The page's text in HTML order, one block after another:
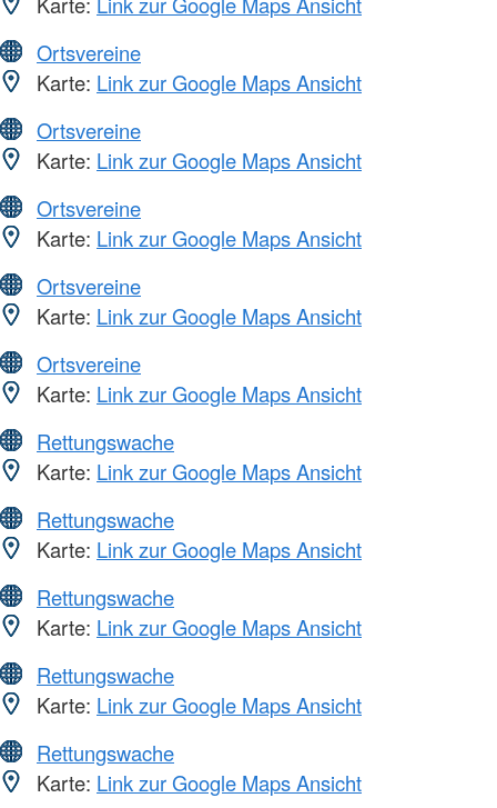
Ortsvereine
Karte: Link zur Google Maps Ansicht
Ortsvereine
Karte: Link zur Google Maps Ansicht
Ortsvereine
Karte: Link zur Google Maps Ansicht
Ortsvereine
Karte: Link zur Google Maps Ansicht
Ortsvereine
Karte: Link zur Google Maps Ansicht
Rettungswache
Karte: Link zur Google Maps Ansicht
Rettungswache
Karte: Link zur Google Maps Ansicht
Rettungswache
Karte: Link zur Google Maps Ansicht
Rettungswache
Karte: Link zur Google Maps Ansicht
Rettungswache
Karte: Link zur Google Maps Ansicht